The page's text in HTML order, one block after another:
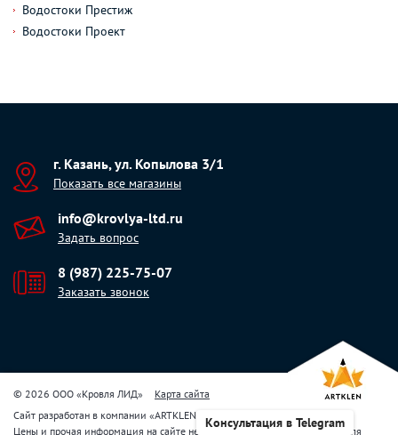
Водостоки Престиж
Водостоки Проект
г. Казань, ул. Копылова 3/1
Показать все магазины
info@krovlya-ltd.ru
Задать вопрос
8 (987) 225-75-07
Заказать звонок
© 2026 ООО «Кровля ЛИД»
Карта сайта
Сайт разработан в компании «ARTKLEN
Цены и прочая информация на сайте не являются публичной офертой. Для
Консультация в Telegram